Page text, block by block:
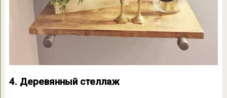
4. Деревянный стеллаж